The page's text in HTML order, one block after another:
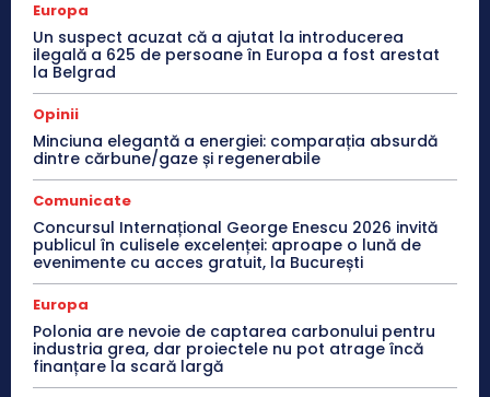
Europa
Un suspect acuzat că a ajutat la introducerea
ilegală a 625 de persoane în Europa a fost arestat
la Belgrad
Opinii
Minciuna elegantă a energiei: comparația absurdă
dintre cărbune/gaze și regenerabile
Comunicate
Concursul Internațional George Enescu 2026 invită
publicul în culisele excelenței: aproape o lună de
evenimente cu acces gratuit, la București
Europa
Polonia are nevoie de captarea carbonului pentru
industria grea, dar proiectele nu pot atrage încă
finanțare la scară largă